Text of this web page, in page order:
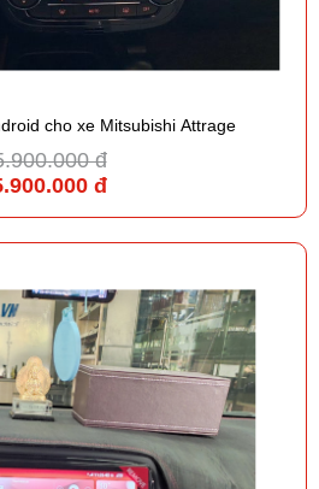
cho xe Mitsubishi Attrage
đ
đ